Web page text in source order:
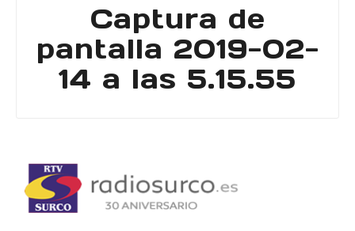
Captura de
pantalla 2019-02-
14 a las 5.15.55